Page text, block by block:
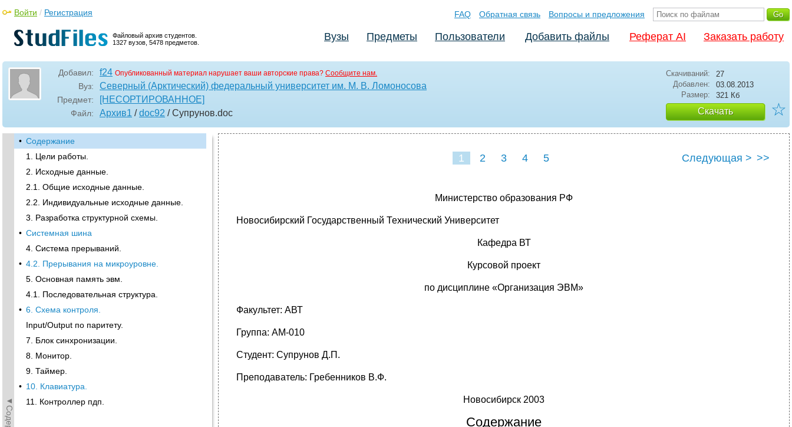
Файловый архив студентов.
1327 вузов, 5478 предметов.
Войти / Регистрация FAQ Обратная связь Вопросы и предложения
Вузы Предметы Пользователи Добавить файлы Реферат AI Заказать работу
Добавил: f24 Опубликованный материал нарушает ваши авторские права? Сообщите нам.
Вуз: Северный (Арктический) федеральный университет им. М. В. Ломоносова
Предмет: [НЕСОРТИРОВАННОЕ]
Файл: Архив1 /doc92 / Супрунов.doc
Скачиваний:
27
Добавлен:
03.08.2013
Размер:
321 Кб
Скачать ☆
• Содержание
1. Цели работы.
2. Исходные данные.
2.1. Общие исходные данные.
2.2. Индивидуальные исходные данные.
3. Разработка структурной схемы.
• Системная шина
4. Система прерываний.
• 4.2. Прерывания на микроуровне.
5. Основная память эвм.
4.1. Последовательная структура.
• 6. Схема контроля.
Input/Output по паритету.
7. Блок синхронизации.
8. Монитор.
9. Таймер.
• 10. Клавиатура.
11. Контроллер пдп.
1 2 3 4 5 Следующая > >>
Министерство образования РФ
Новосибирский Государственный Технический Университет
Кафедра ВТ
Курсовой проект
по дисциплине «Организация ЭВМ»
Факультет: АВТ
Группа: АМ-010
Студент: Супрунов Д.П.
Преподаватель: Гребенников В.Ф.
Новосибирск 2003
Содержание